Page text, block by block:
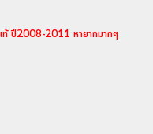
ปี2008-2011 หายากมากๆ